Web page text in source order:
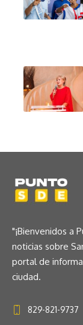
"¡Bienvenidos a
noticias sobre
portal de
ciudad.
829-821-9737